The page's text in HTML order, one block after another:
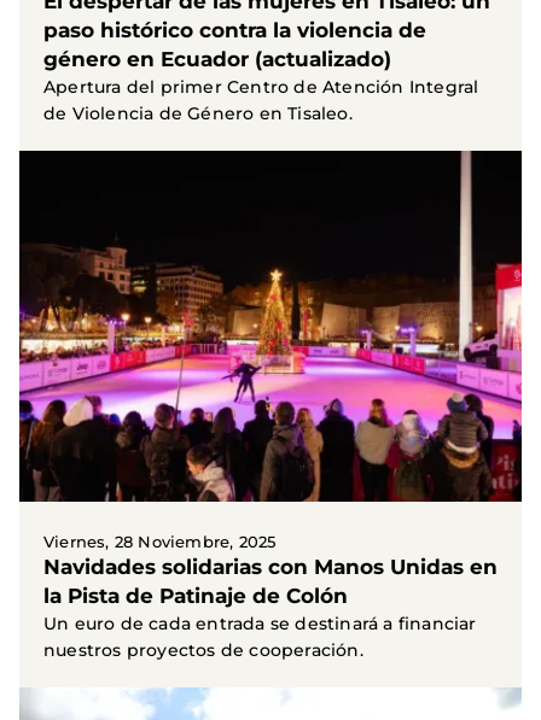
paso histórico contra la violencia de
género en Ecuador (actualizado)
Apertura del primer Centro de Atención Integral
de Violencia de Género en Tisaleo.
Viernes, 28 Noviembre, 2025
Navidades solidarias con Manos Unidas en
la Pista de Patinaje de Colón
Un euro de cada entrada se destinará a financiar
nuestros proyectos de cooperación.